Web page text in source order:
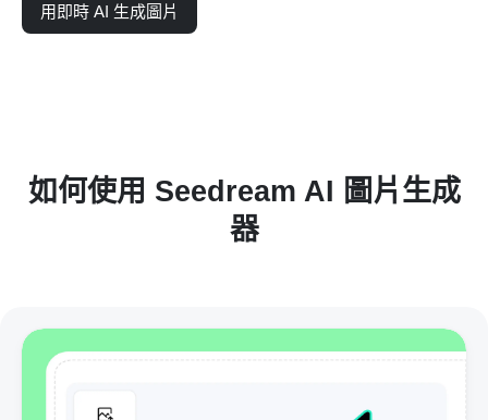
用即時 AI 生成圖片
如何使用 Seedream AI 圖片生成
器